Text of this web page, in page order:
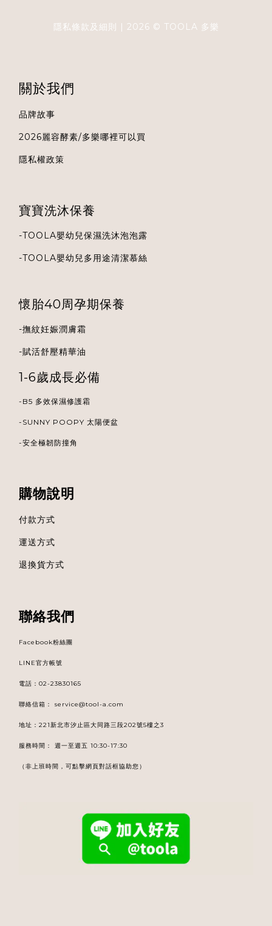
隱私條款及細則 | 2026 © TOOLA 多樂
關於我們
品牌故事
2026麗容酵素/多樂哪裡可以買
隱私權政策
寶寶洗沐保養
-TOOLA嬰幼兒保濕洗沐泡泡露
-TOOLA嬰幼兒多用途清潔慕絲
懷胎40周孕期保養
-撫紋妊娠潤膚霜
-賦活舒壓精華油
1-6歲成長必備
-B5 多效保濕修護霜
- SUNNY POOPY 太陽便盆
-安全極韌防撞角
購物說明
付款方式
運送方式
退換貨方式
聯絡我們
Facebook粉絲團
LINE官方帳號
電話 ： 02-23830165
聯絡信箱： service@tool-a.com
地址：221新北市汐止區大同路三段202號5樓之3
服務時間： 週一至週五 10:30-17:30
（非上班時間，可點擊網頁對話框協助您）